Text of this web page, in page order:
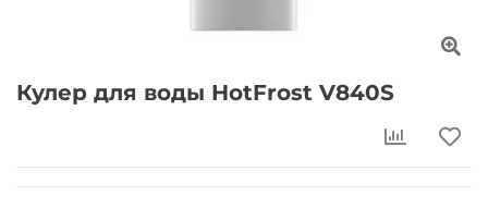
Кулер для воды HotFrost V840S